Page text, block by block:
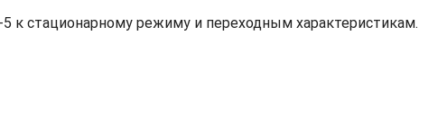
к стационарному режиму и переходным характеристикам.